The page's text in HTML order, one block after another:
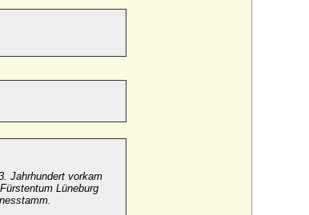
Jahrhundert vorkam
Lüneburg